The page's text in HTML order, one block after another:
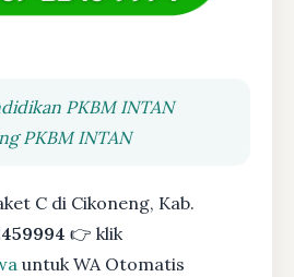
PKBM INTAN
PKBM INTAN
C di Cikoneng, Kab.
👉 klik
untuk WA Otomatis